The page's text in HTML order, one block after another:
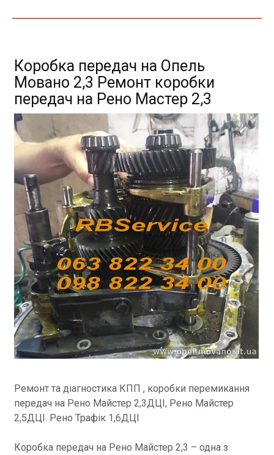
Коробка передач на Опель
Мовано 2,3 Ремонт коробки
передач на Рено Мастер 2,3
Ремонт та діагностика КПП , коробки перемикання
передач на Рено Майстер 2,3ДЦІ, Рено Майстер
2,5ДЦІ. Рено Трафік 1,6ДЦІ
Коробка передач на Рено Майстер 2,3 – одна з